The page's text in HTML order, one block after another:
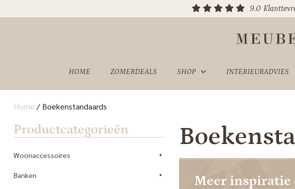
9.0
HOME ZOMERDEALS SHOP INTERIEURADVIES
Home / Boekenstandaards
Productcategorieën
Woonaccessoires
Banken Meer inspiratie